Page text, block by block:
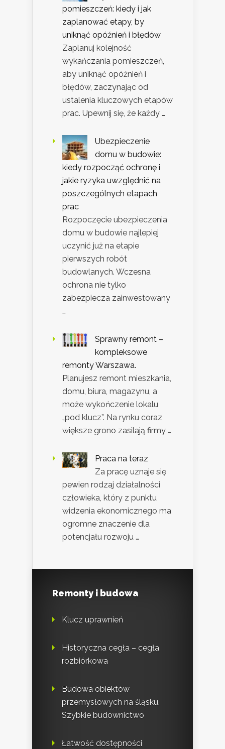
pomieszczeń: kiedy i jak
zaplanować etapy, by
uniknąć opóźnień i błędów
Zaplanuj kolejność
wykańczania pomieszczeń,
aby uniknąć opóźnień i
błędów, zaczynając od
ustalenia kluczowych etapów
prac. Upewnij się, że każdy …
Ubezpieczenie
domu w budowie:
kiedy rozpocząć ochronę i
jakie ryzyka uwzględnić na
poszczególnych etapach
prac
Rozpoczęcie ubezpieczenia
domu w budowie najlepiej
uczynić już na etapie
pierwszych robót
budowlanych. Wczesna
ochrona nie tylko
zabezpiecza zainwestowany
…
Sprawny remont –
kompleksowe
remonty Warszawa.
Planujesz remont mieszkania,
domu, biura, magazynu, a
może wykończenie lokalu
„pod klucz”. Na rynku coraz
większe grono zasilają firmy …
Praca na teraz
Za pracę uznaje się
pewien rodzaj działalności
człowieka, który z punktu
widzenia ekonomicznego ma
ogromne znaczenie dla
potencjału rozwoju …
Remonty i budowa
Klucz uprawnień
Historyczna cegła – cegła
rozbiórkowa
Budowa obiektów
przemysłowych na śląsku.
Szybkie budownictwo
Łatwość dostępności